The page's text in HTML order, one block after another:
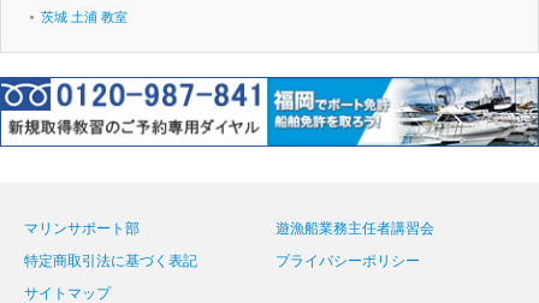
茨城 土浦 教室
マリンサポート部
遊漁船業務主任者講習会
特定商取引法に基づく表記
プライバシーポリシー
サイトマップ